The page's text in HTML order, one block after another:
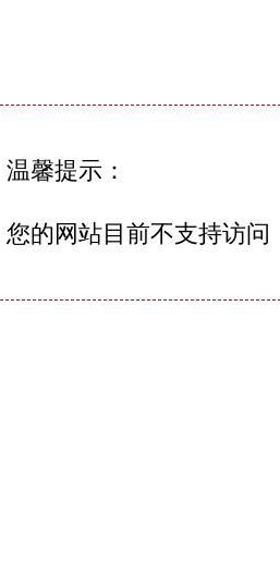
温馨提示：
您的网站目前不支持访